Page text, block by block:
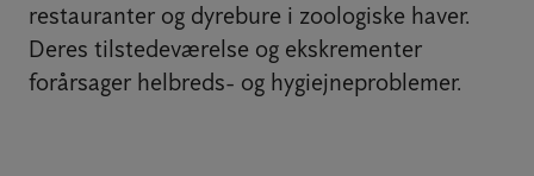
restauranter og dyrebure i zoologiske haver.
Deres tilstedeværelse og ekskrementer
forårsager helbreds- og hygiejneproblemer.